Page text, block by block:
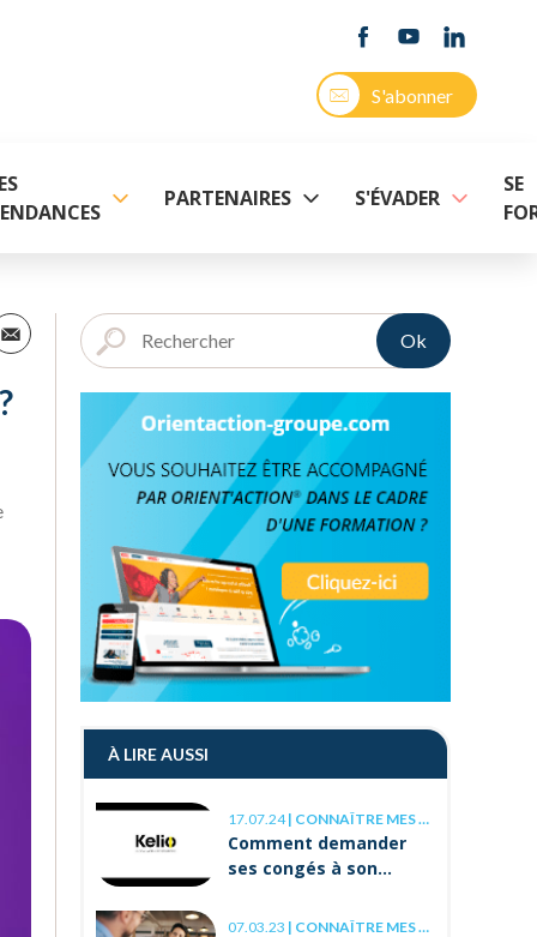
S'abonner
PARTENAIRES S'ÉVADER
SE
Ok
À LIRE AUSSI
17.07.24| CONNAÎTRE MES DROITS
Comment demander
ses congés à son
07.03.23 | CONNAÎTRE MES DROITS